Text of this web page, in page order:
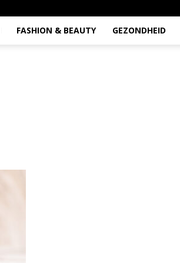
FASHION & BEAUTY GEZONDHEID